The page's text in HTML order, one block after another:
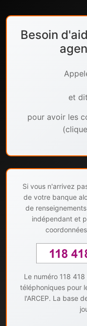
Besoin
et
pour avoir les
Si vous n'arrivez
de votre banque
de
indépendant et
Le numéro 118
téléphoniques pour
l'ARCEP. La base